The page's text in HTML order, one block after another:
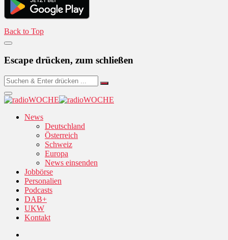
Back to Top
Escape drücken, zum schließen
News
Deutschland
Österreich
Schweiz
Europa
News einsenden
Jobbörse
Personalien
Podcasts
DAB+
UKW
Kontakt